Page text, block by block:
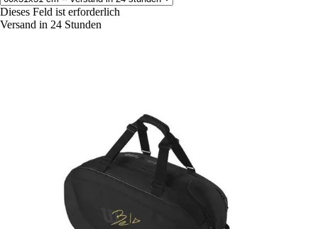
Dieses Feld ist erforderlich
Versand in 24 Stunden